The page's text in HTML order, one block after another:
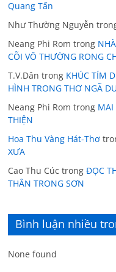
Quang Tấn
Như Thường Nguyễn
Neang Phi Rom trong
CÕI VÔ THƯỜNG RONG
T.V.Dân trong KHÚC TÍM
HÌNH TRONG THƠ NGÃ
Neang Phi Rom trong MAI
THIỆN
Hoa Thu Vàng Hát-Thơ
XƯA
Cao Thu Cúc trongĐỌC
THÂN TRONG SƠN
Bình luận nhiều
None found